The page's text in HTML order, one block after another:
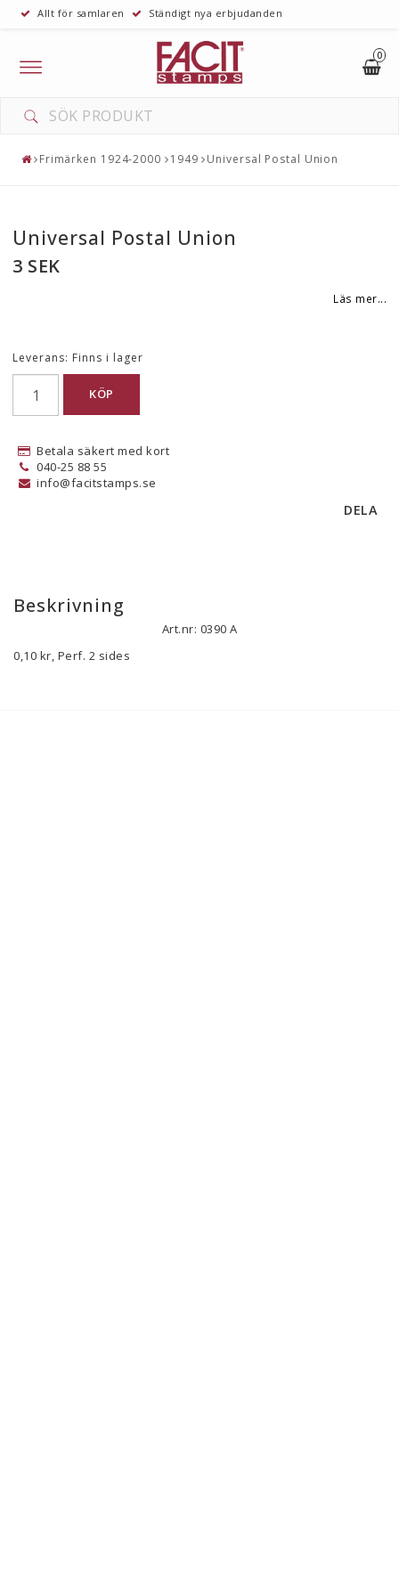
Allt för samlaren Ständigt nya erbjudanden
0
Toggle
navigation
Frimärken 1924-2000 1949 Universal Postal Union
Universal Postal Union
3 SEK
Läs mer...
Leverans: Finns i lager
KÖP
Betala säkert med kort
040-25 88 55
info@facitstamps.se
DELA
Beskrivning
Art.nr: 0390 A
0,10 kr, Perf. 2 sides